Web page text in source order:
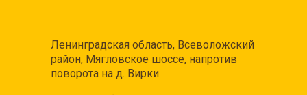
Ленинградская область, Всеволожский
район, Мягловское шоссе, напротив
поворота на д. Вирки